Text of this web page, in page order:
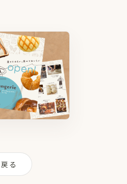
る